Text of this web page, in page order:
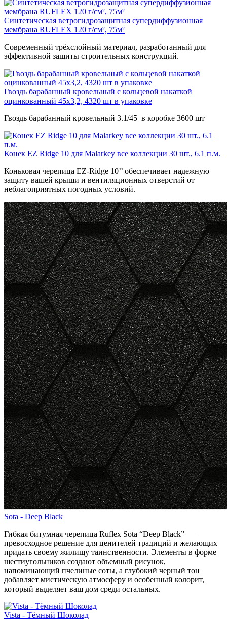
Синтетическая ветрогидрозащитная супердиффузионная
мембрана RUFLEX 120 г/см², 75м²
Современный трёхслойный материал, разработанный для
эффективной защиты строительных конструкций.
Гвоздь барабанный кровельный с кольцевой накаткой
оцинкованный 45х3,2, 4320 шт в упаковке
Гвоздь барабанный кровельный 3.1/45 в коробке 3600 шт
Конек EZ Ridge 10 для Malarkey все коллекции 30 шт., 6.1 п.м.
Коньковая черепица EZ-Ridge 10’’ обеспечивает надежную
защиту вашей крыши и вентиляционных отверстий от
неблагоприятных погодных условий.
Sota - Deep Black
Гибкая битумная черепица Ruflex Sota “Deep Black” —
превосходное решение для ценителей традиций и желающих
придать своему жилищу таинственности. Элементы в форме
шестиугольников создают объемный рисунок,
напоминающий пчелиные соты, а глубокий черный тон
добавляет мистическую атмосферу и особенный колорит,
который выделяет ваш дом среди остальных.
Vista - Тёмный Шоколад